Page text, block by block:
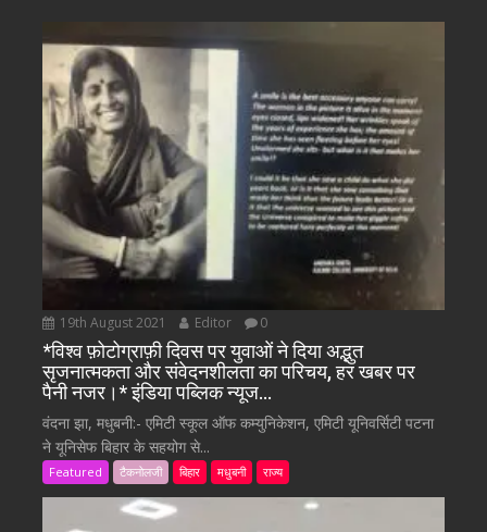
19th August 2021 Editor 0
*विश्व फ़ोटोग्राफ़ी दिवस पर युवाओं ने दिया अद्भुत
सृजनात्मकता और संवेदनशीलता का परिचय, हर खबर पर
पैनी नजर।* इंडिया पब्लिक न्यूज…
वंदना झा, मधुबनी:- एमिटी स्कूल ऑफ कम्युनिकेशन, एमिटी यूनिवर्सिटी पटना
ने यूनिसेफ बिहार के सहयोग से...
Featured टैकनोलजी बिहार मधुबनी राज्य